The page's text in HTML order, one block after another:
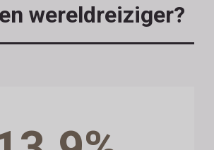
wereldreiziger?